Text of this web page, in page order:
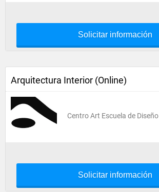
Solicitar información
Arquitectura Interior (Online)
Centro Art Escuela de Diseño
Solicitar información